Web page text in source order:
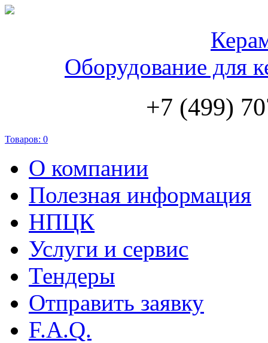
Оборудование для
+7 (499)
Товаров: 0
О компании
Полезная информация
НПЦК
Услуги и сервис
Тендеры
Отправить заявку
F.A.Q.